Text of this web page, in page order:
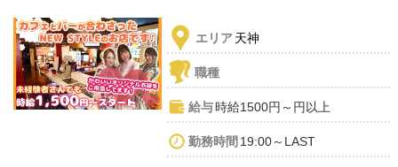
エリア天神
職種
給与時給1500円～円以上
勤務時間 19:00～LAST